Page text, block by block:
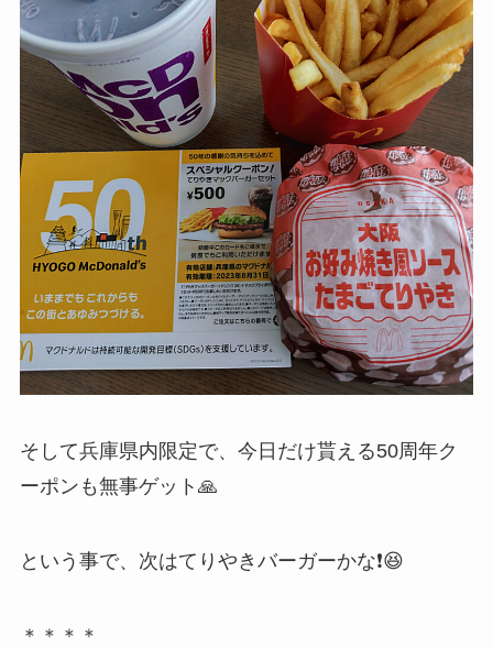
そして兵庫県内限定で、今日だけ貰える50周年ク
ーポンも無事ゲット🙏
という事で、次はてりやきバーガーかな❗😆
＊＊＊＊